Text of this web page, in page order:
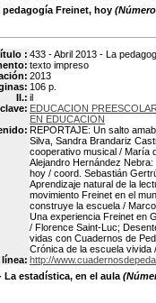
pedagogía Freinet, hoy
: 433 - Abril 2013 - La
texto impreso
2013
106 p.
Il.: il
EDUCACION PREESCOLAR
EN EDUCACION
REPORTAJE: Un salto
Silva, Sandra Brandariz
cooperativo musical / María
Alejandro Hernández
hoy / coord. Sebastián
Aprendizaje natural de la
movimiento Freinet en el
construye la escuela /
Una experiencia Freinet en
/ Florence Saint-Luc;
vidas con Cuadernos de
Crónica de la escuela vivida
línea: http://
La estadística, en el aula